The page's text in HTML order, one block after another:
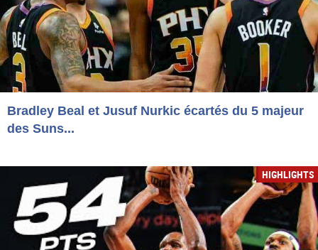
Bradley Beal et Jusuf Nurkic écartés du 5 majeur
des Suns...
HIGHLIGHTS